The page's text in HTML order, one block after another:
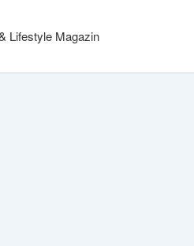
Lifestyle Magazin